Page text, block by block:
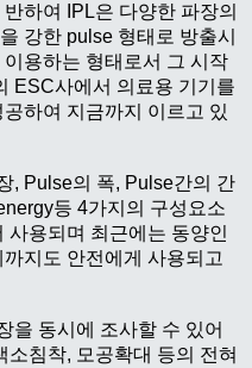
하여 IPL은 다양한 파장의
강한 pulse 형태로 방출시
용하는 형태로서 그 시작
ESC사에서 의료용 기기를
하여 지금까지 이르고 있
, Pulse의 폭, Pulse간의 간
등 4가지의 구성요소
사용되며 최근에는 동양인
지도 안전에게 사용되고
을 동시에 조사할 수 있어
소침착, 모공확대 등의 전혀